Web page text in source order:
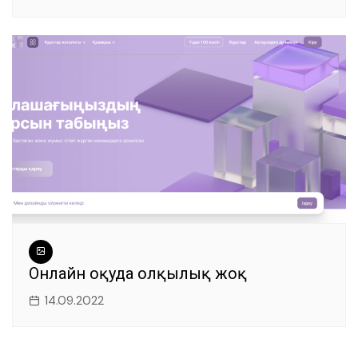
Онлайн оқуда олқылық жоқ
14.09.2022